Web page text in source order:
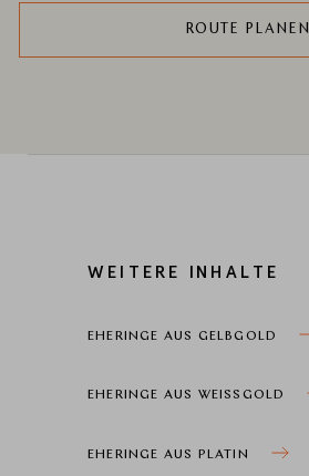
ROUTE PLANEN
WEITERE INHALTE
EHERINGE AUS GELBGOLD
EHERINGE AUS WEISSGOLD
EHERINGE AUS PLATIN